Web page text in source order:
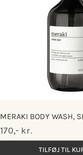
MERAKI BODY WASH,
Normalpris
170,- kr.
TILFØJ TIL